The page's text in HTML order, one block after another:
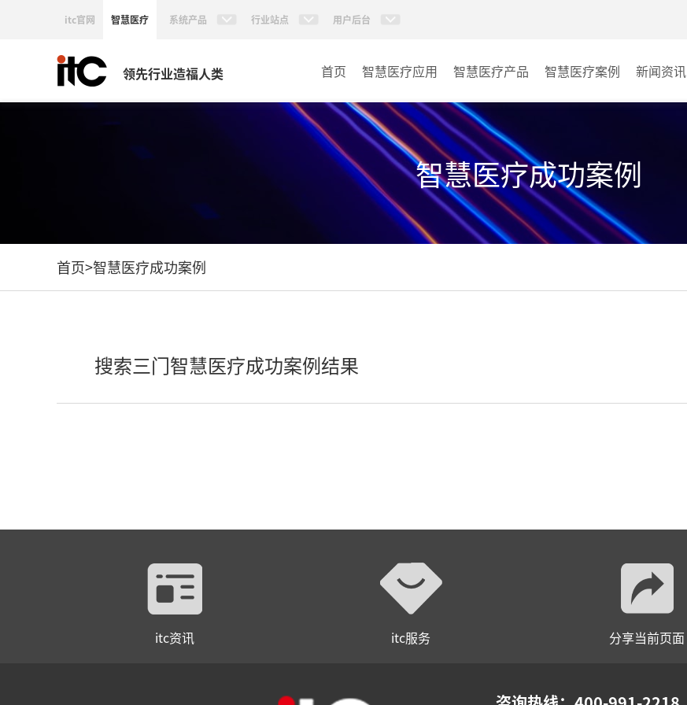
itc官网 智慧医疗 系统产品 行业站点 用户后台
领先行业造福人类 首页 智慧医疗应用 智慧医疗产品
病房视讯系统
AI智慧导医分诊系统
AI智慧手术对讲系统
AI智慧ICU探视系统
智慧医疗案例
门诊
会议室
其它
新闻资讯
智慧医疗成功案例
首页>智慧医疗成功案例
搜索三门智慧医疗成功案例结果
itc资讯 itc服务 分享当前页面